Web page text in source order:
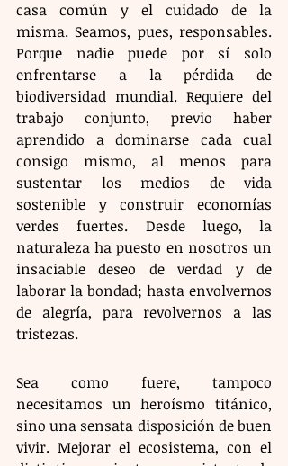
casa común y el cuidado de la
misma. Seamos, pues, responsables.
Porque nadie puede por sí solo
enfrentarse a la pérdida de
biodiversidad mundial. Requiere del
trabajo conjunto, previo haber
aprendido a dominarse cada cual
consigo mismo, al menos para
sustentar los medios de vida
sostenible y construir economías
verdes fuertes. Desde luego, la
naturaleza ha puesto en nosotros un
insaciable deseo de verdad y de
laborar la bondad; hasta envolvernos
de alegría, para revolvernos a las
tristezas.
​Sea como fuere, tampoco
necesitamos un heroísmo titánico,
sino una sensata disposición de buen
vivir. Mejorar el ecosistema, con el